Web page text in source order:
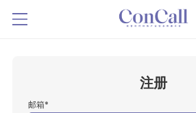
注册
邮箱*